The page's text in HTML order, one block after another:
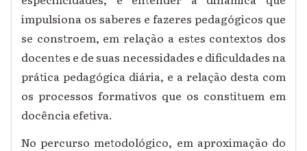
impulsiona os saberes e fazeres pedagógicos que
se constroem, em relação a estes contextos dos
docentes e de suas necessidades e dificuldades na
prática pedagógica diária, e a relação desta com
os processos formativos que os constituem em
docência efetiva.
No percurso metodológico, em aproximação do